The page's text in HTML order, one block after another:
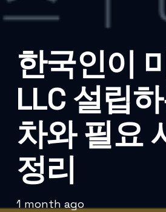
한국인이
LLC 설립
차와 필요
정리
1 month ago